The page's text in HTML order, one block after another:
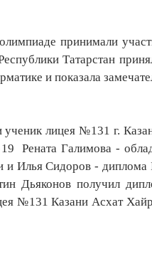
принимали
Татарстан
и показала
лицея №131 г.
Рената Галимова -
Илья Сидоров -
Дьяконов получил
№131 Казани Асхат